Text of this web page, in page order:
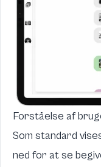
Forståelse af
Som standard
ned for at se